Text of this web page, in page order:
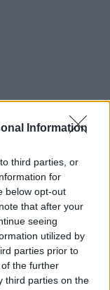
Information
third parties, or
for
below opt-out
that after your
seeing
utilized by
parties prior to
the further
third parties on the